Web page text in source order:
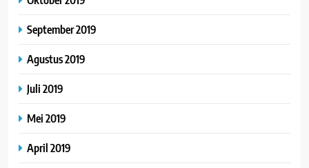
September 2019
Agustus 2019
Juli 2019
Mei 2019
April 2019